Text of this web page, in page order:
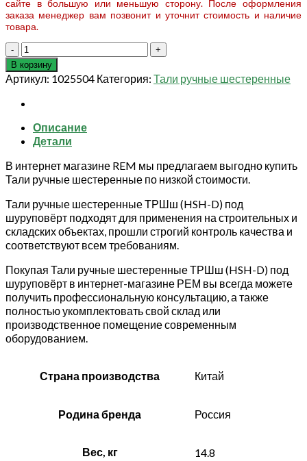
сайте в большую или меньшую сторону. После оформления
заказа менеджер вам позвонит и уточнит стоимость и наличие
товара.
Количество
товара
Таль
ручная
шестеренная
ТРШш
(HSH-
1,0
т
м
под
шуруповёрт
В корзину
Артикул: 1025504 Категория: Тали ручные шестеренные
Описание
Детали
В интернет магазине REM мы предлагаем выгодно купить
Тали ручные шестеренные по низкой стоимости.
Тали ручные шестеренные ТРШш (HSH-D) под
шуруповёрт подходят для применения на строительных и
складских объектах, прошли строгий контроль качества и
соответствуют всем требованиям.
Покупая Тали ручные шестеренные ТРШш (HSH-D) под
шуруповёрт в интернет-магазине РЕМ вы всегда можете
получить профессиональную консультацию, а также
полностью укомплектовать свой склад или
производственное помещение современным
оборудованием.
Страна производства Китай
Родина бренда Россия
Вес, кг 14.8